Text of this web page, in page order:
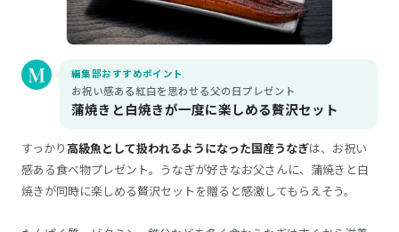
編集部おすすめポイント
お祝い感ある紅白を思わせる父の日プレゼント
蒲焼きと白焼きが一度に楽しめる贅沢セット
すっかり高級魚として扱われるようになった国産うなぎは、お祝い
感ある食べ物プレゼント。うなぎが好きなお父さんに、蒲焼きと白
焼きが同時に楽しめる贅沢セットを贈ると感激してもらえそう。